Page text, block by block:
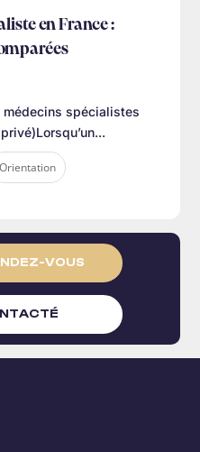
en France :
spécialistes
Orientation
VOUS